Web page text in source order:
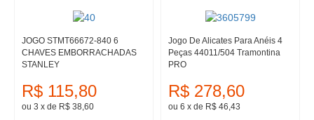
JOGO STMT66672-840 6
CHAVES EMBORRACHADAS
STANLEY
R$ 115,80
ou 3 x de R$ 38,60
Jogo De Alicates Para Anéis 4
Peças 44011/504 Tramontina
PRO
R$ 278,60
ou 6 x de R$ 46,43